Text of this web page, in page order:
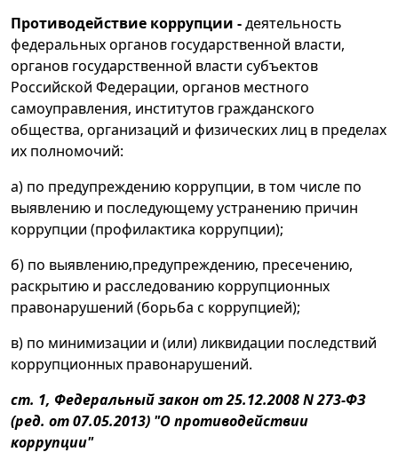
Противодействие коррупции -деятельность
федеральных органов государственной власти,
органов государственной власти субъектов
Российской Федерации, органов местного
самоуправления, институтов гражданского
общества, организаций и физических лиц в пределах
их полномочий:
а) по предупреждению коррупции, в том числе по
выявлению и последующему устранению причин
коррупции (профилактика коррупции);
б) по выявлению,предупреждению, пресечению,
раскрытию и расследованию коррупционных
правонарушений (борьба с коррупцией);
в) по минимизации и (или) ликвидации последствий
коррупционных правонарушений.
ст. 1, Федеральный закон от 25.12.2008 N 273-ФЗ
(ред. от 07.05.2013) "О противодействии
коррупции"